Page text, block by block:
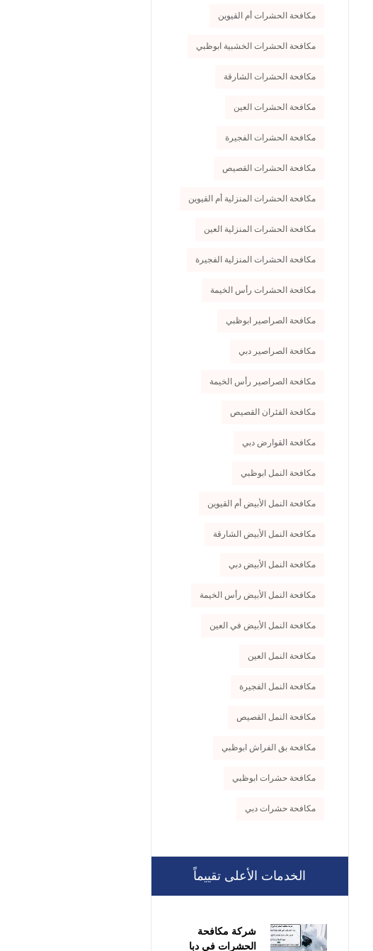
مكافحة الحشرات أم القيوين
مكافحة الحشرات الخشبية ابوظبي
مكافحة الحشرات الشارقة
مكافحة الحشرات العين
مكافحة الحشرات الفجيرة
مكافحة الحشرات القصيص
مكافحة الحشرات المنزلية أم القيوين
مكافحة الحشرات المنزلية العين
مكافحة الحشرات المنزلية الفجيرة
مكافحة الحشرات رأس الخيمة
مكافحة الصراصير ابوظبي
مكافحة الصراصير دبي
مكافحة الصراصير رأس الخيمة
مكافحة الفئران القصيص
مكافحة القوارض دبي
مكافحة النمل ابوظبي
مكافحة النمل الأبيض أم القيوين
مكافحة النمل الأبيض الشارقة
مكافحة النمل الأبيض دبي
مكافحة النمل الأبيض رأس الخيمة
مكافحة النمل الأبيض في العين
مكافحة النمل العين
مكافحة النمل الفجيرة
مكافحة النمل القصيص
مكافحة بق الفراش ابوظبي
مكافحة حشرات ابوظبي
مكافحة حشرات دبي
الخدمات الأعلى تقييماً
شركة مكافحة
الحشرات في دبا